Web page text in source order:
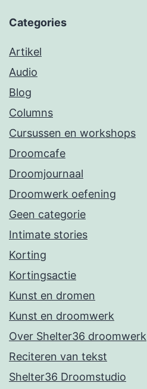
Categories
Artikel
Audio
Blog
Columns
Cursussen en workshops
Droomcafe
Droomjournaal
Droomwerk oefening
Geen categorie
Intimate stories
Korting
Kortingsactie
Kunst en dromen
Kunst en droomwerk
Over Shelter36 droomwerk
Reciteren van tekst
Shelter36 Droomstudio